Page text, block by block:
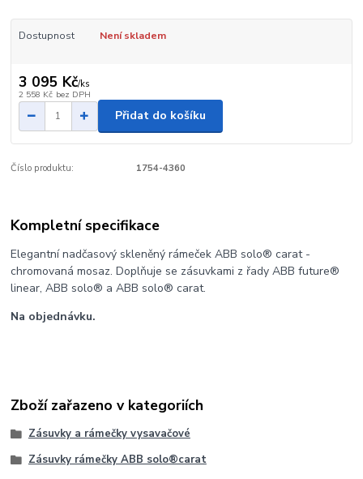
Dostupnost Není skladem
3 095 Kč/ks
2 558 Kč bez DPH
Přidat do košíku
Číslo produktu: 1754-4360
Kompletní specifikace
Elegantní nadčasový skleněný rámeček ABB solo® carat -
chromovaná mosaz. Doplňuje se zásuvkami z řady ABB future®
linear, ABB solo® a ABB solo® carat.
Na objednávku.
Zboží zařazeno v kategoriích
Zásuvky a rámečky vysavačové
Zásuvky rámečky ABB solo®carat